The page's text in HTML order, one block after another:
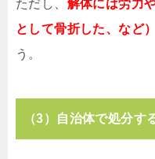
ただし、 解体には労力
として骨折した、など）
う。
（3）自治体で処分す